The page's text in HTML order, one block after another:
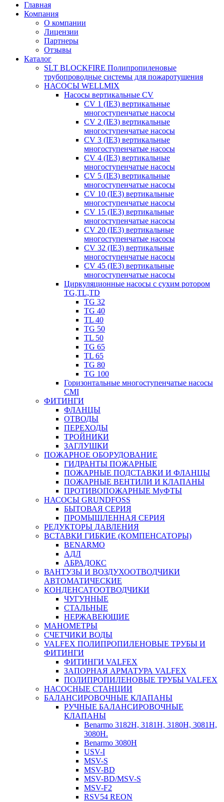
Главная
Компания
О компании
Лицензии
Партнеры
Отзывы
Каталог
SLT BLOCKFIRE Полипропиленовые
трубопроводные системы для пожаротушения
НАСОСЫ WELLMIX
Насосы вертикальные CV
CV 1 (IE3) вертикальные
многоступенчатые насосы
CV 2 (IE3) вертикальные
многоступенчатые насосы
CV 3 (IE3) вертикальные
многоступенчатые насосы
CV 4 (IE3) вертикальные
многоступенчатые насосы
CV 5 (IE3) вертикальные
многоступенчатые насосы
CV 10 (IE3) вертикальные
многоступенчатые насосы
CV 15 (IE3) вертикальные
многоступенчатые насосы
CV 20 (IE3) вертикальные
многоступенчатые насосы
CV 32 (IE3) вертикальные
многоступенчатые насосы
CV 45 (IE3) вертикальные
многоступенчатые насосы
Циркуляционные насосы с сухим ротором
TG,TL,TD
TG 32
TG 40
TL 40
TG 50
TL 50
TG 65
TL 65
TG 80
TG 100
Горизонтальные многоступенчатые насосы
CMI
ФИТИНГИ
ФЛАНЦЫ
ОТВОДЫ
ПЕРЕХОДЫ
ТРОЙНИКИ
ЗАГЛУШКИ
ПОЖАРНОЕ ОБОРУДОВАНИЕ
ГИДРАНТЫ ПОЖАРНЫЕ
ПОЖАРНЫЕ ПОДСТАВКИ И ФЛАНЦЫ
ПОЖАРНЫЕ ВЕНТИЛИ И КЛАПАНЫ
ПРОТИВОПОЖАРНЫЕ МуФТЫ
НАСОСЫ GRUNDFOSS
БЫТОВАЯ СЕРИЯ
ПРОМЫШЛЕННАЯ СЕРИЯ
РЕДУКТОРЫ ДАВЛЕНИЯ
ВСТАВКИ ГИБКИЕ (КОМПЕНСАТОРЫ)
BENARMO
АДЛ
АБРАДОКС
ВАНТУЗЫ И ВОЗДУХООТВОДЧИКИ
АВТОМАТИЧЕСКИЕ
КОНДЕНСАТООТВОДЧИКИ
ЧУГУННЫЕ
СТАЛЬНЫЕ
НЕРЖАВЕЮЩИЕ
МАНОМЕТРЫ
СЧЕТЧИКИ ВОДЫ
VALFEX ПОЛИПРОПИЛЕНОВЫЕ ТРУБЫ И
ФИТИНГИ
ФИТИНГИ VALFEX
ЗАПОРНАЯ АРМАТУРА VALFEX
ПОЛИПРОПИЛЕНОВЫЕ ТРУБЫ VALFEX
НАСОСНЫЕ СТАНЦИИ
БАЛАНСИРОВОЧНЫЕ КЛАПАНЫ
РУЧНЫЕ БАЛАНСИРОВОЧНЫЕ
КЛАПАНЫ
Benarmo 3182H, 3181Н, 3180Н, 3081Н,
3080Н.
Benarmo 3080H
USV-I
MSV-S
MSV-BD
MSV-BD/MSV-S
MSV-F2
RSV54 REON